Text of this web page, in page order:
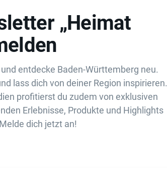
„Heimat
entdecke Baden-Württemberg neu.
lass dich von deiner Region inspirieren.
profitierst du zudem von exklusiven
Erlebnisse, Produkte und Highlights
dich jetzt an!